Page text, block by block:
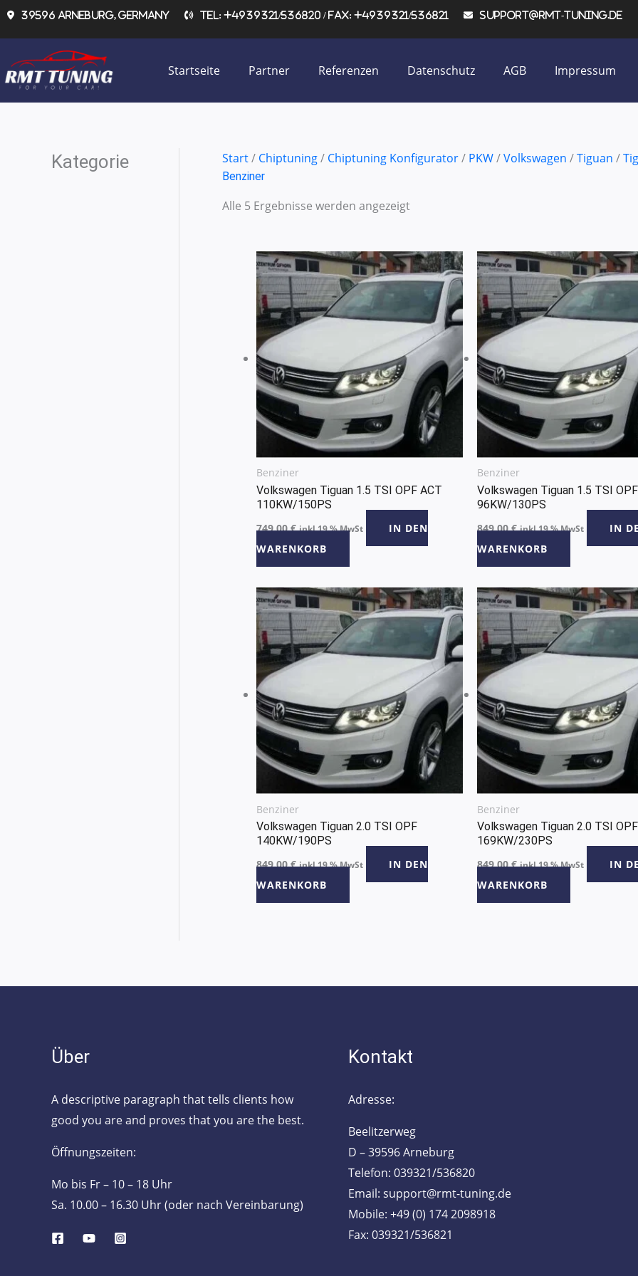
Zum39596 Arneburg, Germany Tel: +4939321/536820 / Fax: +4939321/536821 support@rmt-tuning.de
Startseite Partner Referenzen Datenschutz AGB Impressum
Kategorie Start/ Chiptuning/ Chiptuning Konfigurator/ PKW/Volkswagen /Tiguan /
Benziner
Alle 5 Ergebnisse werden angezeigt
Benziner
Volkswagen Tiguan 1.5 TSI OPF ACT
110KW/150PS
749,00€ inkl 19 % MwSt
IN DEN
WARENKORB
Benziner
Volkswagen Tiguan 1.5 TSI
96KW/130PS
849,00€ inkl 19 % MwSt
IN
WARENKORB
Benziner
Volkswagen Tiguan 2.0 TSI OPF
140KW/190PS
849,00€ inkl 19 % MwSt
IN DEN
WARENKORB
Benziner
Volkswagen Tiguan 2.0 TSI OPF
169KW/230PS
849,00€ inkl 19 % MwSt
IN
WARENKORB
Über
A descriptive paragraph that tells clients how
good you are and proves that you are the best.
Öffnungszeiten:
Mo bis Fr – 10 – 18 Uhr
Sa. 10.00 – 16.30 Uhr (oder nach Vereinbarung)
Kontakt
Adresse:
Beelitzerweg
D – 39596 Arneburg
Telefon: 039321/536820
Email: support@rmt-tuning.de
Mobile: +49 (0) 174 2098918
Fax: 039321/536821